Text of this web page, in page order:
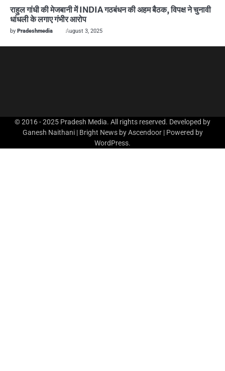
राहुल गांधी की मेजबानी में INDIA गठबंधन की अहम बैठक, विपक्ष ने चुनावी
धांधली के लगाए गंभीर आरोप
by Pradeshmedia August 3, 2025
© 2016 - 2025 Pradesh Media. All rights reserved. Developed by
Ganesh Naithani | Bright News byAscendoor| Powered by
WordPress.